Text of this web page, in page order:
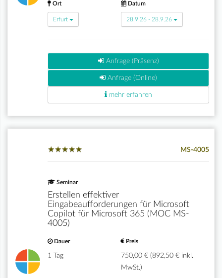
Ort
Erfurt
Datum
28.9.26 - 28.9.26
Anfrage (Präsenz)
Anfrage (Online)
mehr erfahren
★★★★★
★★★★★ MS-4005
Seminar
Erstellen effektiver
Eingabeaufforderungen für Microsoft
Copilot für Microsoft 365 (MOC MS-
4005)
Dauer
1 Tag
Preis
750,00 € (892,50 € inkl.
MwSt.)